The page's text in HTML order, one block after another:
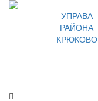
УПРАВА
РАЙОНА
КРЮКОВО